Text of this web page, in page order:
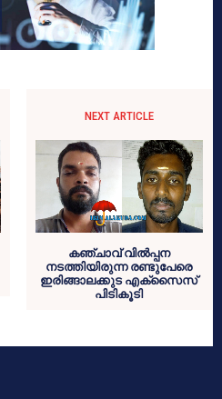
NEXT ARTICLE
കഞ്ചാവ് വില്‍പ്പന
നടത്തിയിരുന്ന രണ്ടുപേരെ
ഇരിങ്ങാലക്കുട എക്‌സൈസ്
പിടികൂടി